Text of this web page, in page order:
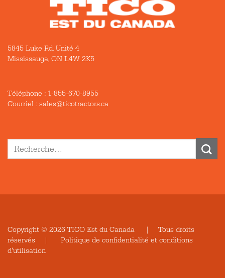
5845 Luke Rd. Unité 4
Mississauga, ON L4W 2K5
Téléphone : 1-855-670-8955
Courriel : sales@ticotractors.ca
pour :
Copyright © 2026 TICO Est du Canada | Tous droits
réservés | Politique de confidentialité et conditions
d'utilisation